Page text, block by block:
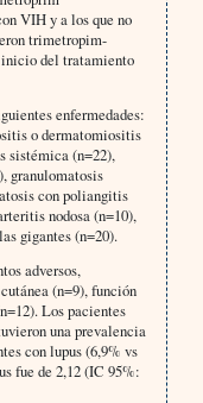
VIH y a los que no
trimetropim-
del tratamiento
enfermedades:
o dermatomiositis
sistémica (n=22),
granulomatosis
con poliangitis
nodosa (n=10),
gigantes (n=20).
adversos,
(n=9), función
Los pacientes
una prevalencia
con lupus (6,9% vs
fue de 2,12 (IC 95%: